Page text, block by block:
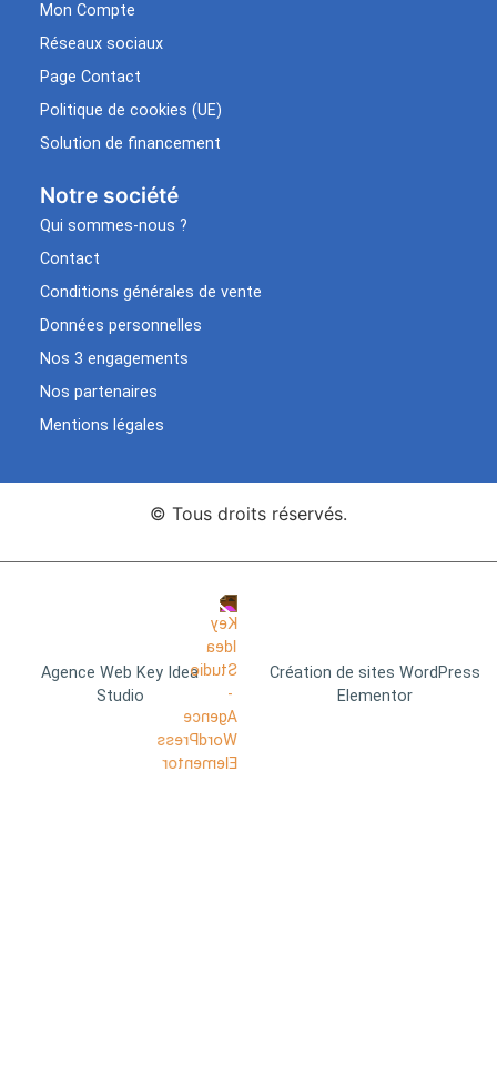
Mon Compte
Réseaux sociaux
Page Contact
Politique de cookies (UE)
Solution de financement
Notre société
Qui sommes-nous ?
Contact
Conditions générales de vente
Données personnelles
Nos 3 engagements
Nos partenaires
Mentions légales
© Tous droits réservés.
Agence Web Key Idea
Studio
Création de sites WordPress
Elementor